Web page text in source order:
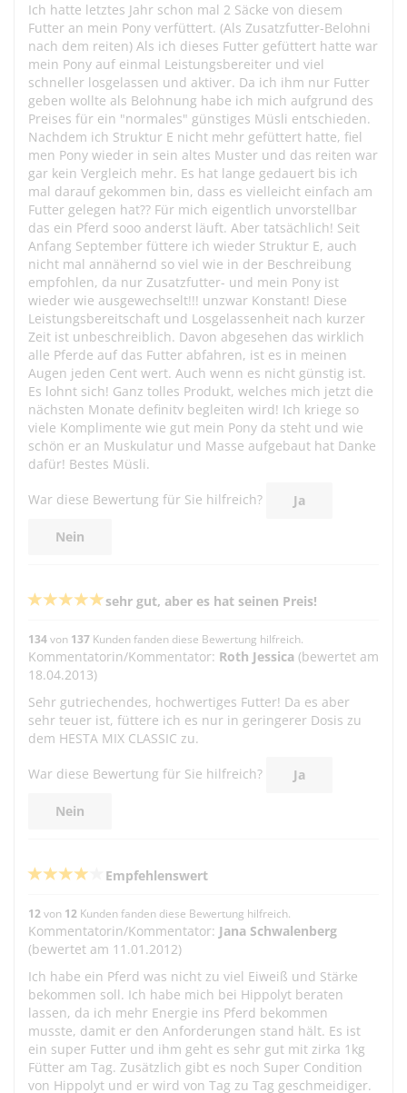
Ich hatte letztes Jahr schon mal 2 Säcke von diesem
Futter an mein Pony verfüttert. (Als Zusatzfutter-Belohni
nach dem reiten) Als ich dieses Futter gefüttert hatte war
mein Pony auf einmal Leistungsbereiter und viel
schneller losgelassen und aktiver. Da ich ihm nur Futter
geben wollte als Belohnung habe ich mich aufgrund des
Preises für ein "normales" günstiges Müsli entschieden.
Nachdem ich Struktur E nicht mehr gefüttert hatte, fiel
men Pony wieder in sein altes Muster und das reiten war
gar kein Vergleich mehr. Es hat lange gedauert bis ich
mal darauf gekommen bin, dass es vielleicht einfach am
Futter gelegen hat?? Für mich eigentlich unvorstellbar
das ein Pferd sooo anderst läuft. Aber tatsächlich! Seit
Anfang September füttere ich wieder Struktur E, auch
nicht mal annähernd so viel wie in der Beschreibung
empfohlen, da nur Zusatzfutter- und mein Pony ist
wieder wie ausgewechselt!!! unzwar Konstant! Diese
Leistungsbereitschaft und Losgelassenheit nach kurzer
Zeit ist unbeschreiblich. Davon abgesehen das wirklich
alle Pferde auf das Futter abfahren, ist es in meinen
Augen jeden Cent wert. Auch wenn es nicht günstig ist.
Es lohnt sich! Ganz tolles Produkt, welches mich jetzt die
nächsten Monate definitv begleiten wird! Ich kriege so
viele Komplimente wie gut mein Pony da steht und wie
schön er an Muskulatur und Masse aufgebaut hat Danke
dafür! Bestes Müsli.
War diese Bewertung für Sie hilfreich? Ja
Nein
sehr gut, aber es hat seinen Preis!
134von 137 Kunden fanden diese Bewertung hilfreich.
Kommentatorin/Kommentator: Roth Jessica (bewertet am
18.04.2013)
Sehr gutriechendes, hochwertiges Futter! Da es aber
sehr teuer ist, füttere ich es nur in geringerer Dosis zu
dem HESTA MIX CLASSIC zu.
War diese Bewertung für Sie hilfreich? Ja
Nein
Empfehlenswert
12 von 12 Kunden fanden diese Bewertung hilfreich.
Kommentatorin/Kommentator: Jana Schwalenberg
(bewertet am 11.01.2012)
Ich habe ein Pferd was nicht zu viel Eiweiß und Stärke
bekommen soll. Ich habe mich bei Hippolyt beraten
lassen, da ich mehr Energie ins Pferd bekommen
musste, damit er den Anforderungen stand hält. Es ist
ein super Futter und ihm geht es sehr gut mit zirka 1kg
Fütter am Tag. Zusätzlich gibt es noch Super Condition
von Hippolyt und er wird von Tag zu Tag geschmeidiger.